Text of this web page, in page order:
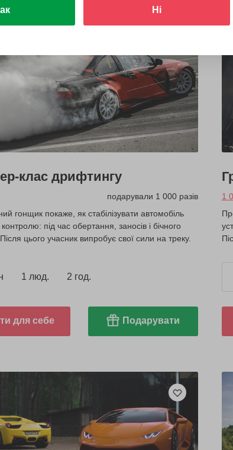
клас дрифтингу
подарували 1 000 разів
гонщик покаже, як стабілізувати автомобіль
контролю: під час обертання, заносів і бічного
цього учасник випробує свої сили на треку.
1 люд. 2 год.
для себе Подарувати
1
Ні